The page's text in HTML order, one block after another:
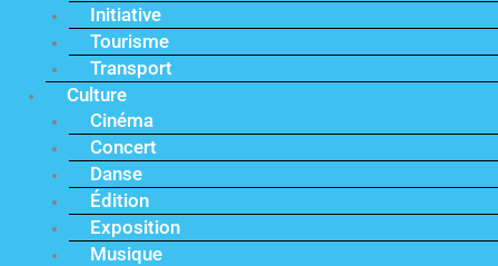
Initiative
Tourisme
Transport
Culture
Cinéma
Concert
Danse
Édition
Exposition
Musique